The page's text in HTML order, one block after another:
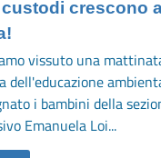
crescono
vissuto una
dell'educazione
i bambini della
Emanuela Loi...